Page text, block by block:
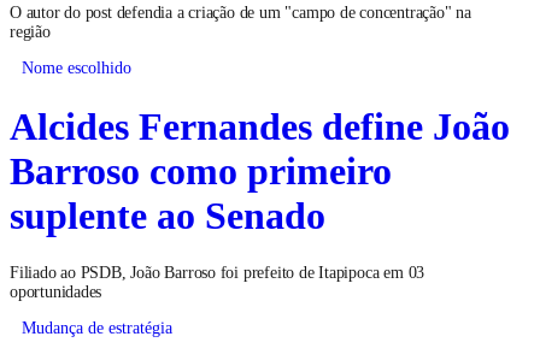
O autor do post defendia a criação de um "campo de concentração" na
região
Nome escolhido
Alcides Fernandes define João
Barroso como primeiro
suplente ao Senado
Filiado ao PSDB, João Barroso foi prefeito de Itapipoca em 03
oportunidades
Mudança de estratégia